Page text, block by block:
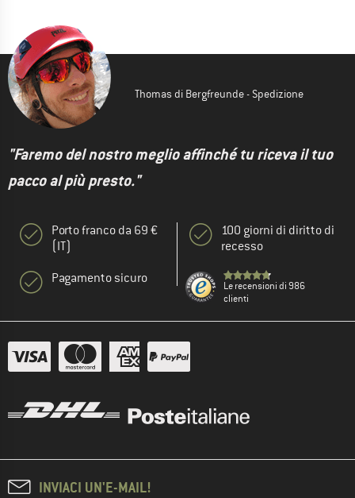
Thomas di Bergfreunde - Spedizione
"Faremo del nostro meglio affinché tu riceva il tuo
pacco al più presto."
Porto franco da 69 €
(IT)
Pagamento sicuro
100 giorni di diritto di
recesso
Le recensioni di 986
clienti
INVIACI UN'E-MAIL!